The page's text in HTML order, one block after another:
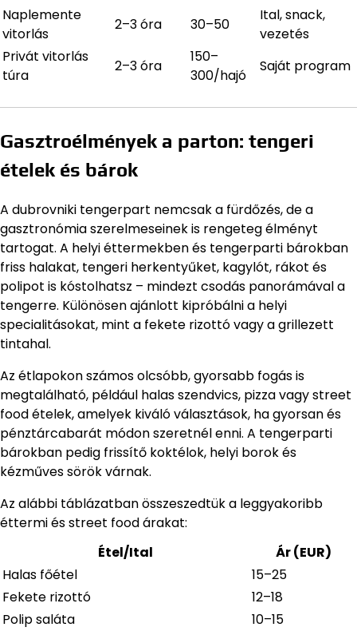
Naplemente
vitorlás
2–3 óra 30–50
Ital, snack,
vezetés
Privát vitorlás
túra
2–3 óra
150–
300/hajó
Saját program
Gasztroélmények a parton: tengeri
ételek és bárok
A dubrovniki tengerpart nemcsak a fürdőzés, de a
gasztronómia szerelmeseinek is rengeteg élményt
tartogat. A helyi éttermekben és tengerparti bárokban
friss halakat, tengeri herkentyűket, kagylót, rákot és
polipot is kóstolhatsz – mindezt csodás panorámával a
tengerre. Különösen ajánlott kipróbálni a helyi
specialitásokat, mint a fekete rizottó vagy a grillezett
tintahal.
Az étlapokon számos olcsóbb, gyorsabb fogás is
megtalálható, például halas szendvics, pizza vagy street
food ételek, amelyek kiváló választások, ha gyorsan és
pénztárcabarát módon szeretnél enni. A tengerparti
bárokban pedig frissítő koktélok, helyi borok és
kézműves sörök várnak.
Az alábbi táblázatban összeszedtük a leggyakoribb
éttermi és street food árakat:
Étel/Ital
Ár (EUR)
Halas főétel
15–25
Fekete rizottó
12–18
Polip saláta
10–15